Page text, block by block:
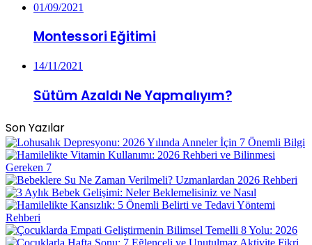
01/09/2021
Montessori Eğitimi
14/11/2021
Sütüm Azaldı Ne Yapmalıyım?
Son Yazılar